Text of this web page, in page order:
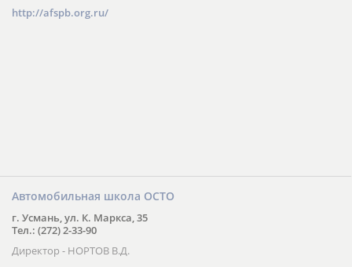
http://afspb.org.ru/
Автомобильная школа ОСТО
г. Усмань, ул. К. Маркса, 35
Тел.: (272) 2-33-90
Директор - НОРТОВ В.Д.